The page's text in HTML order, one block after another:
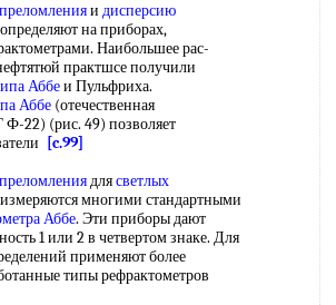
и дисперсию
определяют на приборах,
Наибольшее рас-
практшсе получили
Аббеи Пульфриха.
Аббе (отечественная
22) (рис. 49) позволяет
[c.99]
длясветлых
измеряются многими стандартными
Аббе. Эти приборы дают
1 или 2 в четвертом знаке. Для
применяют более
типы рефрактометров